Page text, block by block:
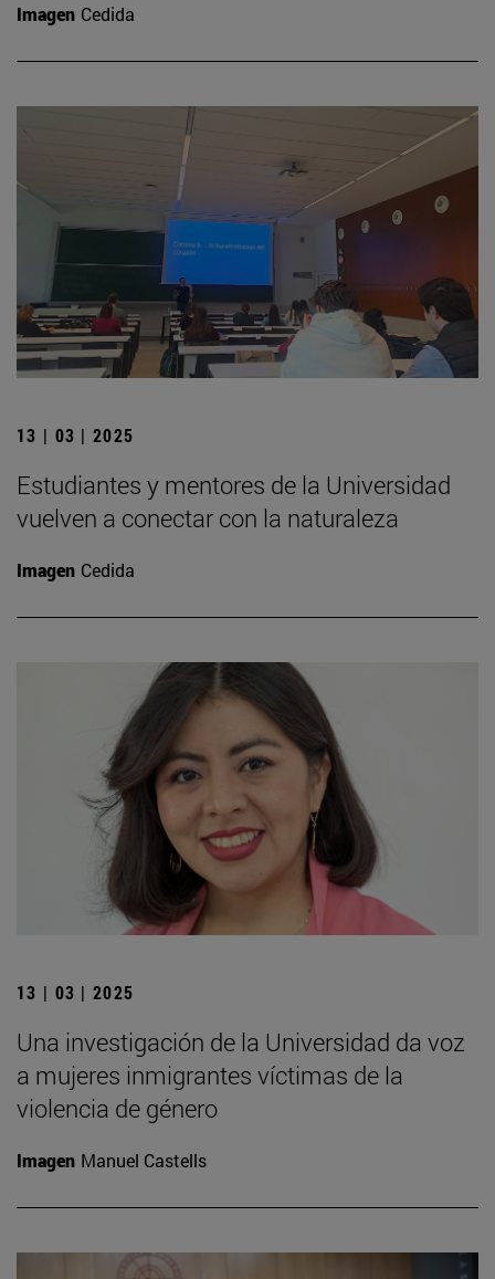
Imagen Cedida
13 | 03 | 2025
Estudiantes y mentores de la Universidad
vuelven a conectar con la naturaleza
Imagen Cedida
13 | 03 | 2025
Una investigación de la Universidad da voz
a mujeres inmigrantes víctimas de la
violencia de género
Imagen Manuel Castells